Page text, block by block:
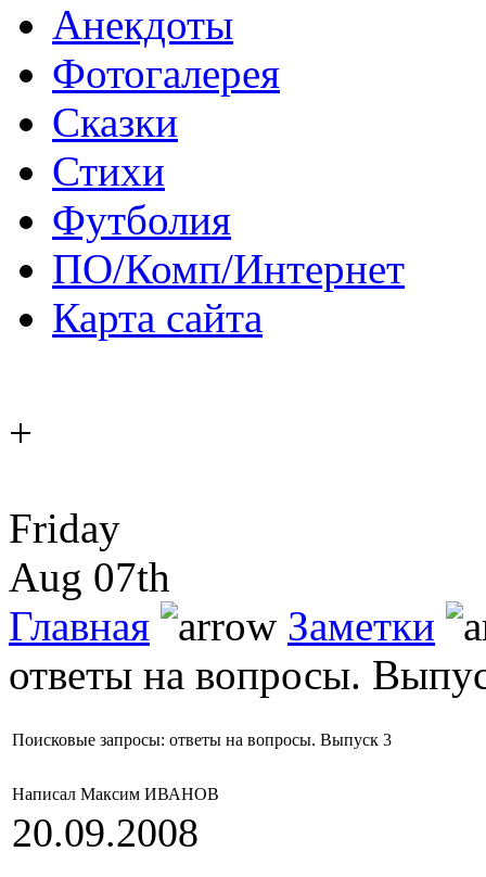
Анекдоты
Фотогалерея
Сказки
Стихи
Футболия
ПО/Комп/Интернет
Карта сайта
+
Friday
Aug 07th
Главная
Заметки
ответы на вопросы.
Поисковые запросы: ответы на вопросы. Выпуск 3
Написал Максим ИВАНОВ
20.09.2008